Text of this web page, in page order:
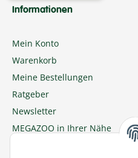
Informationen
Mein Konto
Warenkorb
Meine Bestellungen
Ratgeber
Newsletter
MEGAZOO in Ihrer Nähe
Zu MEGAZOO-nord.de wechseln